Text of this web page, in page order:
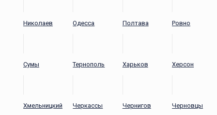
Николаев Одесса Полтава Ровно
Сумы Тернополь Харьков Херсон
Хмельницкий Черкассы Чернигов Черновцы